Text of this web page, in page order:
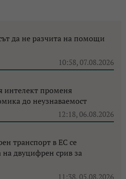
да не разчита на помощи
10:58, 07.08.2026
интелект променя
до неузнаваемост
12:18, 06.08.2026
транспорт в ЕС се
на двуцифрен срив за
11:38, 05.08.2026